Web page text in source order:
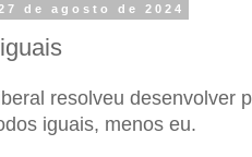
de agosto de 2024
resolveu desenvolver
iguais, menos eu.